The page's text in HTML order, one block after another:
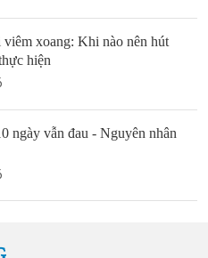
xoang: Khi nào nên hút
hiện
ngày vẫn đau - Nguyên nhân